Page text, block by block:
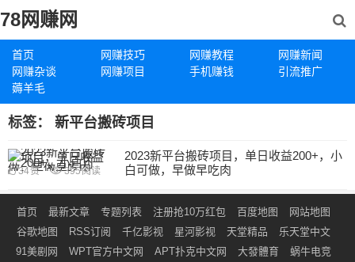
78网赚网
首页 网赚技巧 网赚教程
网赚新闻
网赚杂谈
网赚项目 手机赚钱
引流推广
薅羊毛
标签： 新平台搬砖项目
2023新平台搬砖项目，单日收益200+，小
白可做，早做早吃肉
34赞 395阅读
首页 最新文章 专题列表 注册抢10万红包 百度地图
网站地图
谷歌地图
RSS订阅 千亿影视 星河影视 天堂精品
乐天堂中文
91美剧网
WPT官方中文网 APT扑克中文网 大發體育
蜗牛电竞